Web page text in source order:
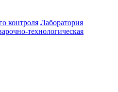
контроля Лаборатория
технологическая